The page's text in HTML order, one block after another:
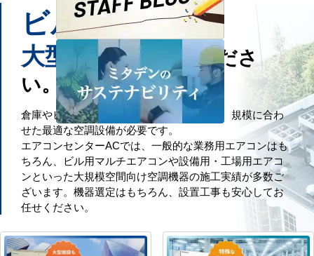
ビルや工場などの
大型施設もお任せくださ
い。
倉庫やビル・工場といった大規模空間には、規模に合わ
せた最適な空調設備が必要です。
エアコンセンターACでは、一般的な業務用エアコンはも
ちろん、ビル用マルチエアコンや設備用・工場用エアコ
ンといった大規模空間向け空調機器の施工実績が多数ご
ざいます。機器選定はもちろん、設置工事も安心してお
任せください。